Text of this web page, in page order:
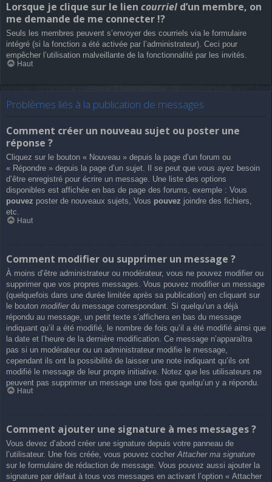
Lorsque je clique sur le lien courriel d’un membre, on
me demande de me connecter !?
Seuls les membres peuvent s’envoyer des courriels via le formulaire
intégré (si la fonction a été activée par l’administrateur). Ceci pour
empêcher l’utilisation malveillante de la fonctionnalité par les invités.
Haut
Problèmes liés à la publication de messages
Comment créer un nouveau sujet ou poster une
réponse ?
Cliquez sur le bouton « Nouveau » depuis la page d’un forum ou
« Répondre » depuis la page d’un sujet. Il se peut que vous ayez besoin
d’être enregistré pour écrire un message. Une liste des options
disponibles est affichée en bas de page des forums, exemple : Vous
pouvez poster de nouveaux sujets, Vous pouvez joindre des fichiers,
etc.
Haut
Comment modifier ou supprimer un message ?
À moins d’être administrateur ou modérateur, vous ne pouvez modifier ou
supprimer que vos propres messages. Vous pouvez modifier un message
(quelquefois dans une durée limitée après sa publication) en cliquant sur
le bouton modifierdu message correspondant. Si quelqu’un a déjà
répondu au message, un petit texte s’affichera en bas du message
indiquant qu’il a été modifié, le nombre de fois qu’il a été modifié ainsi que
la date et l’heure de la dernière modification. Ce message n’apparaîtra
pas si un modérateur ou un administrateur modifie le message,
cependant ils ont la possibilité de laisser une note indiquant qu’ils ont
modifié le message de leur propre initiative. Notez que les utilisateurs ne
peuvent pas supprimer un message une fois que quelqu’un y a répondu.
Haut
Comment ajouter une signature à mes messages ?
Vous devez d’abord créer une signature depuis votre panneau de
l’utilisateur. Une fois créée, vous pouvez cocherAttacher ma signature
sur le formulaire de rédaction de message. Vous pouvez aussi ajouter la
signature par défaut à tous vos messages en activant l’option « Attacher